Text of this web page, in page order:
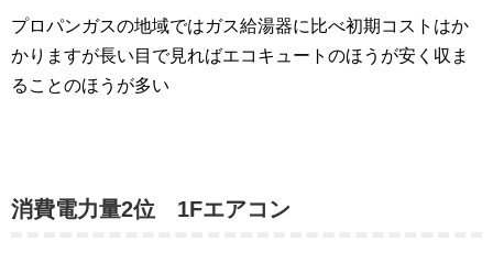
プロパンガスの地域ではガス給湯器に比べ初期コストはか
かりますが長い目で見ればエコキュートのほうが安く収ま
ることのほうが多い
消費電力量2位 1Fエアコン